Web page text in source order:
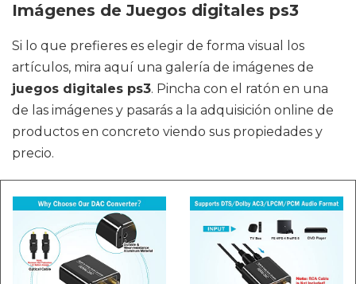
Imágenes de Juegos digitales ps3
Si lo que prefieres es elegir de forma visual los
artículos, mira aquí una galería de imágenes de
juegos digitales ps3. Pincha con el ratón en una
de las imágenes y pasarás a la adquisición online de
productos en concreto viendo sus propiedades y
precio.